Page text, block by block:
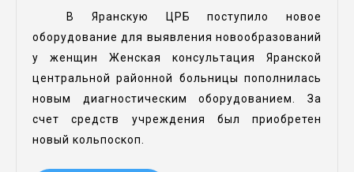
В Яранскую ЦРБ поступило новое
оборудование для выявления новообразований
у женщин Женская консультация Яранской
центральной районной больницы пополнилась
новым диагностическим оборудованием. За
счет средств учреждения был приобретен
новый кольпоскоп.